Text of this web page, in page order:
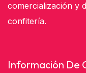
comercialización y
confitería.
Información De